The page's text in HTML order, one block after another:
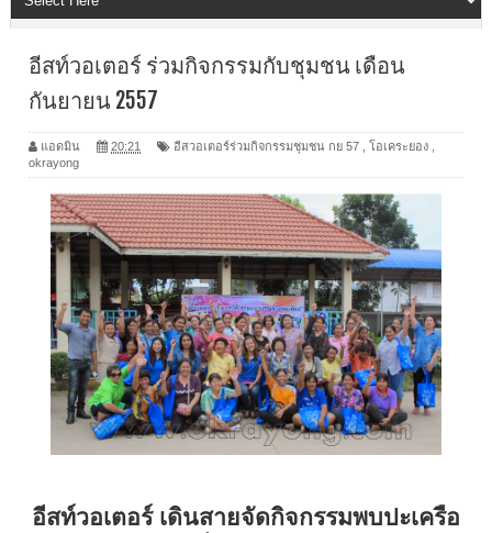
อีสท์วอเตอร์ ร่วมกิจกรรมกับชุมชน เดือน
กันยายน 2557
แอดมิน 20:21 อีสวอเตอร์ร่วมกิจกรรมชุมชน กย 57 โอเคระยอง
okrayong
อีสท์วอเตอร์ เดินสายจัดกิจกรรมพบปะเครือ